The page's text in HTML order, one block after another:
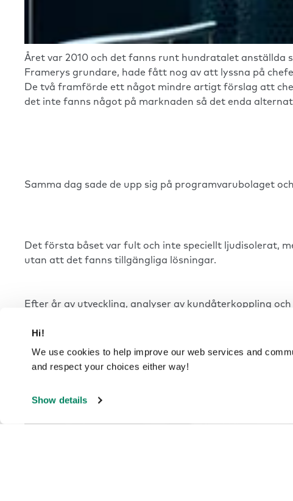
Hi!
We use cookies to help improve our web services and
and respect your choices either way!
Show details
Året var 2010 och det fanns runt hundratalet anställda
Framerys grundare, hade fått nog av att lyssna på
De två framförde ett något mindre artigt förslag att
det inte fanns något på marknaden så det enda
Samma dag sade de upp sig på programvarubolaget
Det första båset var fult och inte speciellt ljudisolerat,
utan att det fanns tillgängliga lösningar.
Efter år av utveckling, analyser av kundåterkoppling
men när folk började använda dem och såg hur det
och älskade dem. Vi sålde tusentals av dem och idag är